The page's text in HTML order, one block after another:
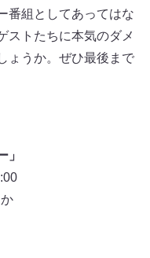
番組としてあってはな
ストたちに本気のダメ
ょうか。ぜひ最後まで
」